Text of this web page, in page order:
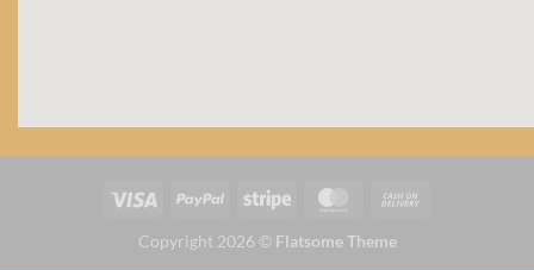
Copyright 2026 © Flatsome Theme